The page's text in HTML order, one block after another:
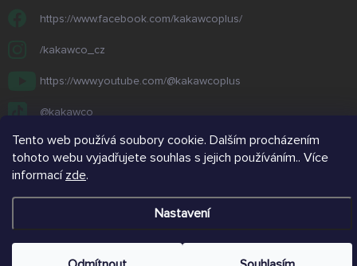
Tento web používá soubory cookie. Dalším procházením
tohoto webu vyjadřujete souhlas s jejich používáním.. Více
informací zde.
Nastavení
https://www.facebook.com/kakawcoplus/
/kakawco_cz
https://www.youtube.com/@kakawcoplus
@kakawco
Vytvořil Shoptet